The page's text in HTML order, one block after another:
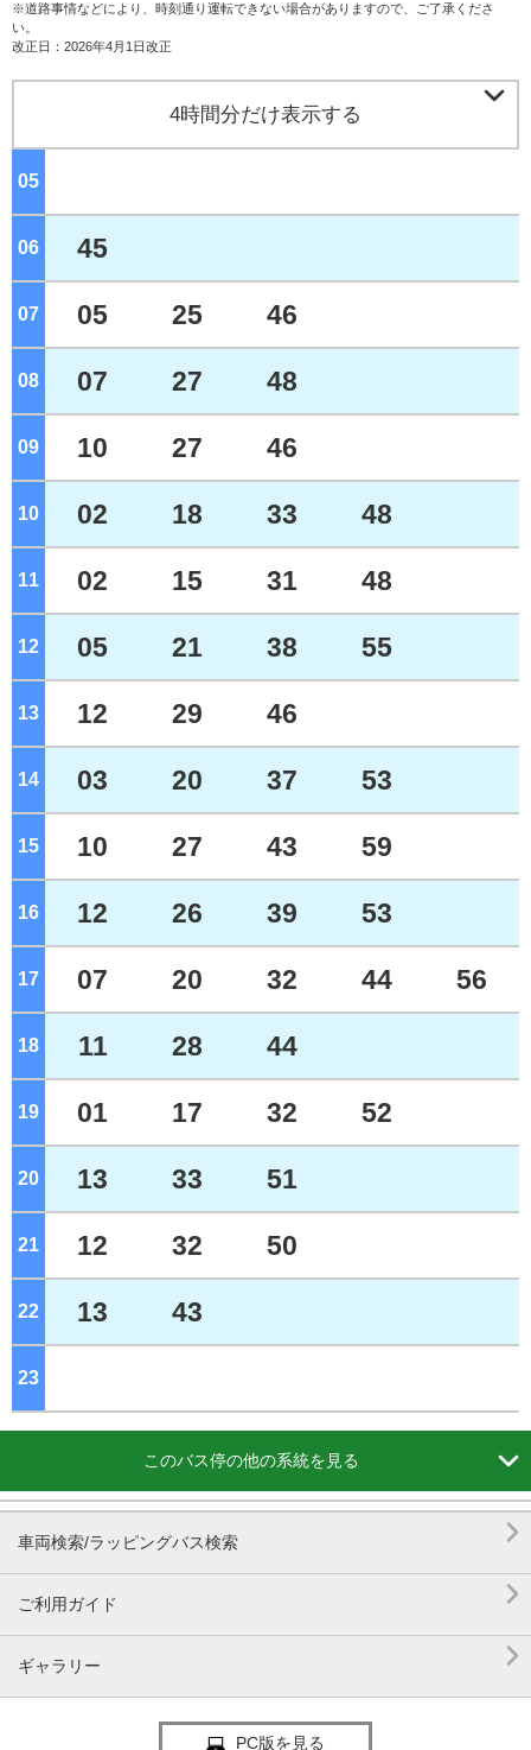
※道路事情などにより、時刻通り運転できない場合がありますので、ご了承くださ
い。
改正日：2026年4月1日改正
4時間分だけ表示する 
05
06 45
07 05 25 46
08 07 27 48
09 10 27 46
10 02 18 33 48
11 02 15 31 48
12 05 21 38 55
13 12 29 46
14 03 20 37 53
15 10 27 43 59
16 12 26 39 53
17 07 20 32 44 56
18 11 28 44
19 01 17 32 52
20 13 33 51
21 12 32 50
22 13 43
23
このバス停の他の系統を見る 
車両検索/ラッピングバス検索 
ご利用ガイド 
ギャラリー 
PC版を見る